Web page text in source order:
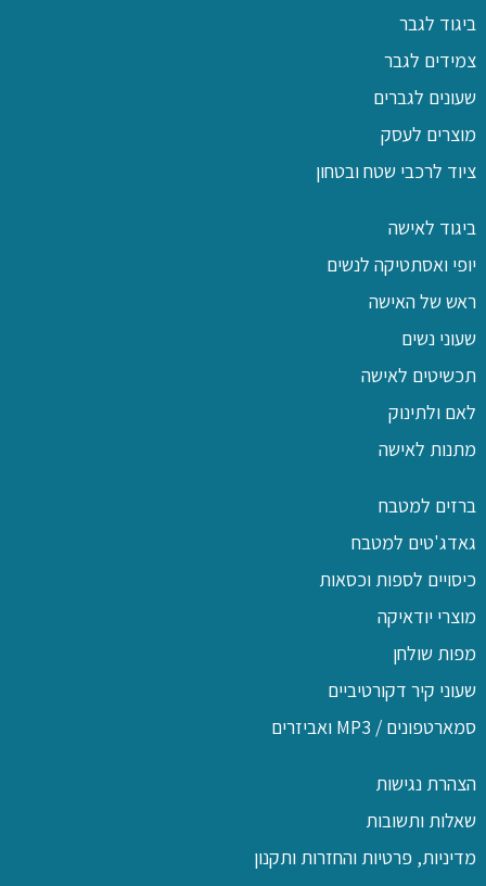
ביגוד לגבר
צמידים לגבר
שעונים לגברים
מוצרים לעסק
ציוד לרכבי שטח ובטחון
ביגוד לאישה
יופי ואסתטיקה לנשים
ראש של האישה
שעוני נשים
תכשיטים לאישה
לאם ולתינוק
מתנות לאישה
ברזים למטבח
גאדג'טים למטבח
כיסויים לספות וכסאות
מוצרי יודאיקה
מפות שולחן
שעוני קיר דקורטיביים
סמארטפונים / MP3 ואביזרים
הצהרת נגישות
שאלות ותשובות
מדיניות, פרטיות והחזרות ותקנון